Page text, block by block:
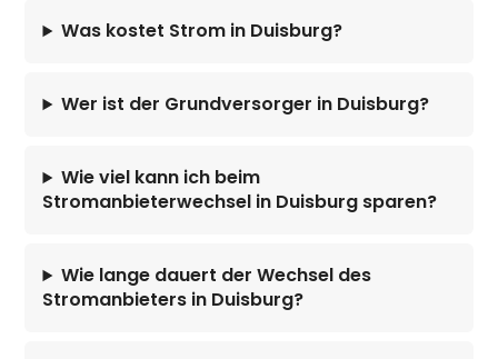
Was kostet Strom in Duisburg?
Wer ist der Grundversorger in Duisburg?
Wie viel kann ich beim
Stromanbieterwechsel in Duisburg sparen?
Wie lange dauert der Wechsel des
Stromanbieters in Duisburg?